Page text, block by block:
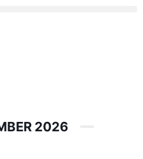
2026